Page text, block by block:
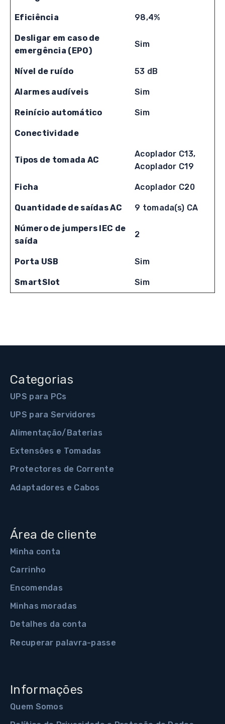
Eficiência 98,4%
Desligar em caso de
emergência (EPO)
Sim
Nível de ruído 53 dB
Alarmes audíveis Sim
Reinício automático Sim
Conectividade
Tipos de tomada AC
Acoplador C13,
Acoplador C19
Ficha Acoplador C20
Quantidade de saídas AC 9 tomada(s) CA
Número de jumpers IEC de
saída
2
Porta USB Sim
SmartSlot Sim
Categorias
UPS para PCs
UPS para Servidores
Alimentação/Baterias
Extensões e Tomadas
Protectores de Corrente
Adaptadores e Cabos
Área de cliente
Minha conta
Carrinho
Encomendas
Minhas moradas
Detalhes da conta
Recuperar palavra-passe
Informações
Quem Somos